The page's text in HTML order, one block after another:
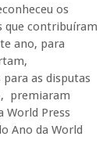
os
que contribuíram
ano, para
as disputas
premiaram
World Press
Ano da World